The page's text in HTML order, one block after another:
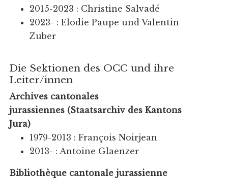
2015-2023 : Christine Salvadé
2023- : Elodie Paupe und Valentin
Zuber
Die Sektionen des OCC und ihre
Leiter/innen
Archives cantonales
jurassiennes (Staatsarchiv des Kantons
Jura)
1979-2013 : François Noirjean
2013- : Antoine Glaenzer
Bibliothèque cantonale jurassienne